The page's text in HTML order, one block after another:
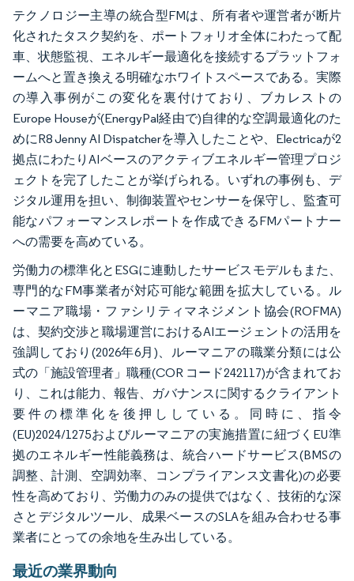
テクノロジー主導の統合型FMは、所有者や運営者が断片
化されたタスク契約を、ポートフォリオ全体にわたって配
車、状態監視、エネルギー最適化を接続するプラットフォ
ームへと置き換える明確なホワイトスペースである。実際
の導入事例がこの変化を裏付けており、ブカレストの
Europe Houseが(EnergyPal経由で)自律的な空調最適化のた
めにR8 Jenny AI Dispatcherを導入したことや、Electricaが2
拠点にわたりAIベースのアクティブエネルギー管理プロジ
ェクトを完了したことが挙げられる。いずれの事例も、デ
ジタル運用を担い、制御装置やセンサーを保守し、監査可
能なパフォーマンスレポートを作成できるFMパートナー
への需要を高めている。
労働力の標準化とESGに連動したサービスモデルもまた、
専門的なFM事業者が対応可能な範囲を拡大している。ル
ーマニア職場・ファシリティマネジメント協会(ROFMA)
は、契約交渉と職場運営におけるAIエージェントの活用を
強調しており(2026年6月)、ルーマニアの職業分類には公
式の「施設管理者」職種(COR コード242117)が含まれてお
り、これは能力、報告、ガバナンスに関するクライアント
要件の標準化を後押ししている。同時に、指令
(EU)2024/1275およびルーマニアの実施措置に紐づくEU準
拠のエネルギー性能義務は、統合ハードサービス(BMSの
調整、計測、空調効率、コンプライアンス文書化)の必要
性を高めており、労働力のみの提供ではなく、技術的な深
さとデジタルツール、成果ベースのSLAを組み合わせる事
業者にとっての余地を生み出している。
最近の業界動向